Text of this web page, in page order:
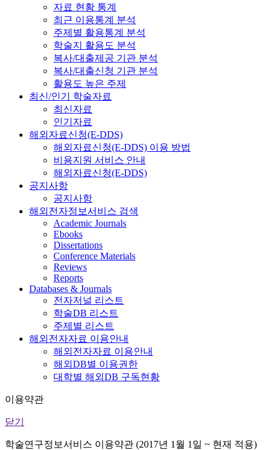
자료 현황 통계
최근 이용통계 분석
주제별 활용통계 분석
학술지 활용도 분석
복사/대출제공 기관 분석
복사/대출신청 기관 분석
활용도 높은 주제
최신/인기 학술자료
최신자료
인기자료
해외자료신청(E-DDS)
해외자료신청(E-DDS) 이용 방법
비용지원 서비스 안내
해외자료신청(E-DDS)
공지사항
공지사항
해외전자정보서비스 검색
Academic Journals
Ebooks
Dissertations
Conference Materials
Reviews
Reports
Databases & Journals
전자저널 리스트
학술DB 리스트
주제별 리스트
해외전자자료 이용안내
해외전자자료 이용안내
해외DB별 이용권한
대학별 해외DB 구독현황
이용약관
닫기
학술연구정보서비스 이용약관 (2017년 1월 1일 ~ 현재 적용)